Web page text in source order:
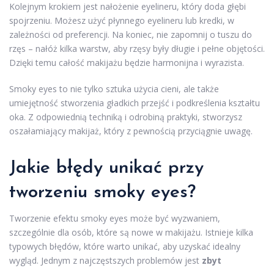
Kolejnym krokiem jest nałożenie eyelineru, który doda głębi
spojrzeniu. Możesz użyć płynnego eyelineru lub kredki, w
zależności od preferencji. Na koniec, nie zapomnij o tuszu do
rzęs – nałóż kilka warstw, aby rzęsy były długie i pełne objętości.
Dzięki temu całość makijażu będzie harmonijna i wyrazista.
Smoky eyes to nie tylko sztuka użycia cieni, ale także
umiejętność stworzenia gładkich przejść i podkreślenia kształtu
oka. Z odpowiednią techniką i odrobiną praktyki, stworzysz
oszałamiający makijaż, który z pewnością przyciągnie uwagę.
Jakie błędy unikać przy
tworzeniu smoky eyes?
Tworzenie efektu smoky eyes może być wyzwaniem,
szczególnie dla osób, które są nowe w makijażu. Istnieje kilka
typowych błędów, które warto unikać, aby uzyskać idealny
wygląd. Jednym z najczęstszych problemów jest zbyt